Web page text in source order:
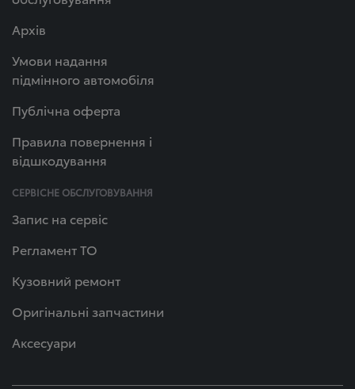
Архів
Умови надання
підмінного автомобіля
Публічна оферта
Правила повернення і
відшкодування
СЕРВІСНЕ ОБСЛУГОВУВАННЯ
Запис на сервіс
Регламент ТО
Кузовний ремонт
Оригінальні запчастини
Аксесуари